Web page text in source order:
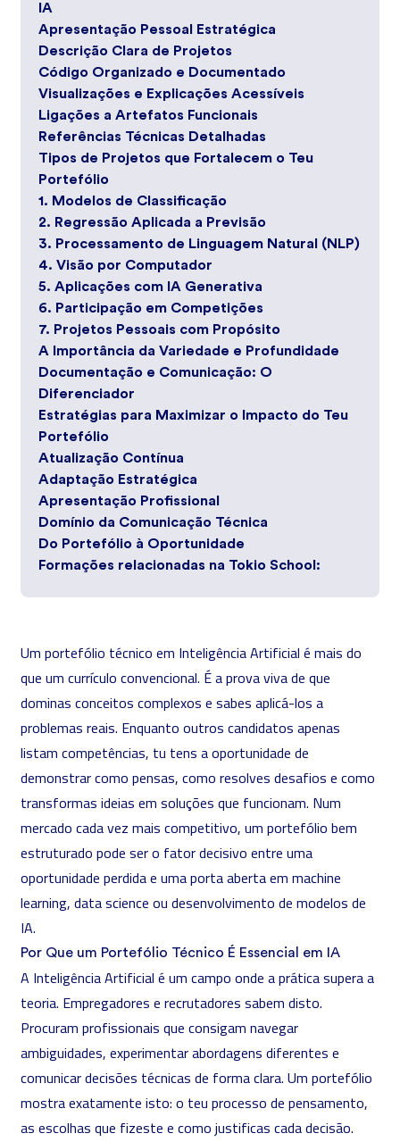
IA
Apresentação Pessoal Estratégica
Descrição Clara de Projetos
Código Organizado e Documentado
Visualizações e Explicações Acessíveis
Ligações a Artefatos Funcionais
Referências Técnicas Detalhadas
Tipos de Projetos que Fortalecem o Teu
Portefólio
1. Modelos de Classificação
2. Regressão Aplicada a Previsão
3. Processamento de Linguagem Natural (NLP)
4. Visão por Computador
5. Aplicações com IA Generativa
6. Participação em Competições
7. Projetos Pessoais com Propósito
A Importância da Variedade e Profundidade
Documentação e Comunicação: O
Diferenciador
Estratégias para Maximizar o Impacto do Teu
Portefólio
Atualização Contínua
Adaptação Estratégica
Apresentação Profissional
Domínio da Comunicação Técnica
Do Portefólio à Oportunidade
Formações relacionadas na Tokio School:
Um portefólio técnico em Inteligência Artificial é mais do
que um currículo convencional. É a prova viva de que
dominas conceitos complexos e sabes aplicá-los a
problemas reais. Enquanto outros candidatos apenas
listam competências, tu tens a oportunidade de
demonstrar como pensas, como resolves desafios e como
transformas ideias em soluções que funcionam. Num
mercado cada vez mais competitivo, um portefólio bem
estruturado pode ser o fator decisivo entre uma
oportunidade perdida e uma porta aberta em machine
learning, data science ou desenvolvimento de modelos de
IA.
Por Que um Portefólio Técnico É Essencial em IA
A Inteligência Artificial é um campo onde a prática supera a
teoria. Empregadores e recrutadores sabem disto.
Procuram profissionais que consigam navegar
ambiguidades, experimentar abordagens diferentes e
comunicar decisões técnicas de forma clara. Um portefólio
mostra exatamente isto: o teu processo de pensamento,
as escolhas que fizeste e como justificas cada decisão.